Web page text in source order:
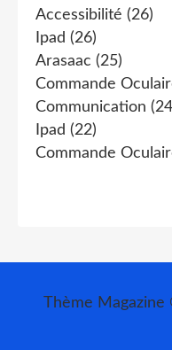
Accessibilité (26)
Ipad (26)
Arasaac (25)
Commande
Communication
Ipad (22)
Commande
Thème